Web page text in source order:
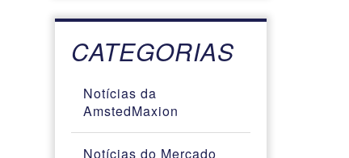
CATEGORIAS
Notícias da
AmstedMaxion
Notícias do Mercado